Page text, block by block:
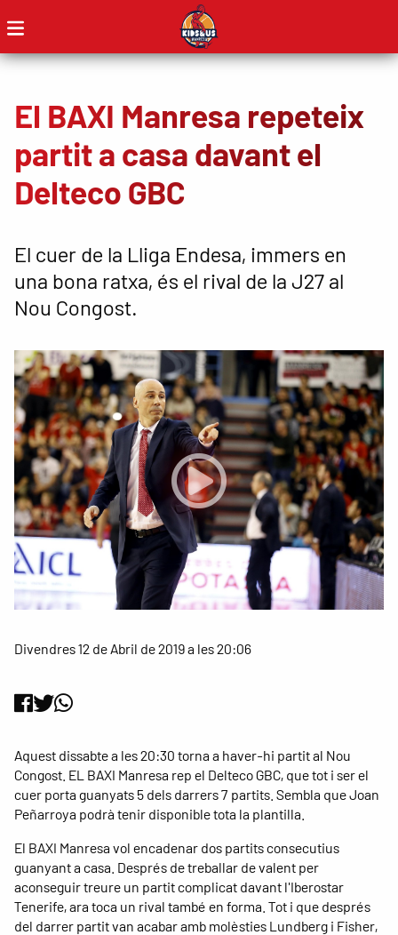
El BAXI Manresa repeteix
partit a casa davant el
Delteco GBC
El cuer de la Lliga Endesa, immers en
una bona ratxa, és el rival de la J27 al
Nou Congost.
Divendres 12 de Abril de 2019 a les 20:06
Aquest dissabte a les 20:30 torna a haver-hi partit al Nou
Congost. EL BAXI Manresa rep el Delteco GBC, que tot i ser el
cuer porta guanyats 5 dels darrers 7 partits. Sembla que Joan
Peñarroya podrà tenir disponible tota la plantilla.
El BAXI Manresa vol encadenar dos partits consecutius
guanyant a casa. Després de treballar de valent per
aconseguir treure un partit complicat davant l'Iberostar
Tenerife, ara toca un rival també en forma. Tot i que després
del darrer partit van acabar amb molèsties Lundberg i Fisher,